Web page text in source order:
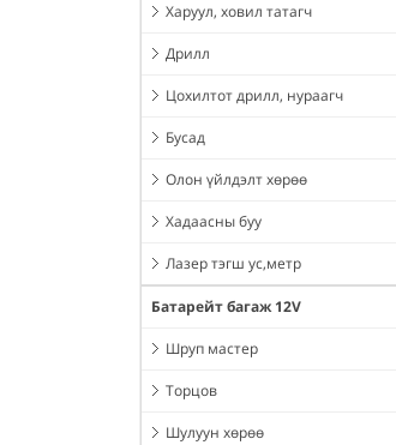
Харуул, ховил татагч
Дрилл
Цохилтот дрилл, нураагч
Бусад
Олон үйлдэлт хөрөө
Хадаасны буу
Лазер тэгш ус,метр
Батарейт багаж 12V
Шруп мастер
Торцов
Шулуун хөрөө